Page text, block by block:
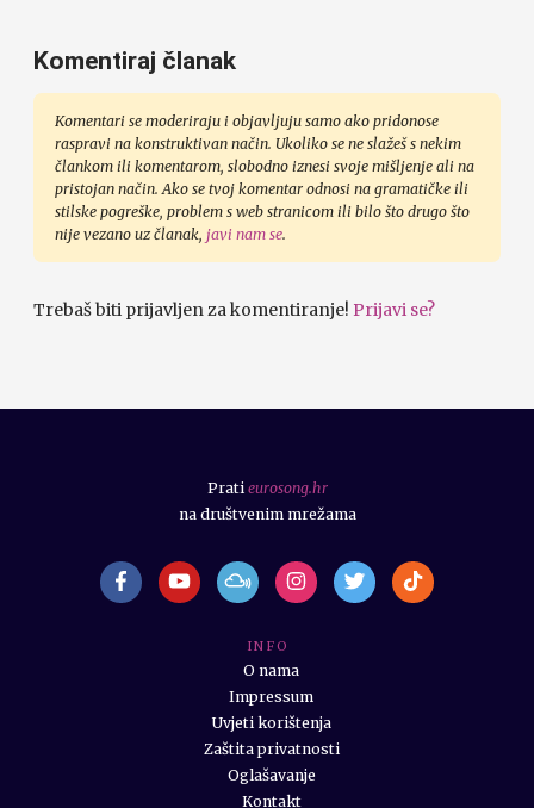
Komentiraj članak
Komentari se moderiraju i objavljuju samo ako pridonose
raspravi na konstruktivan način. Ukoliko se ne slažeš s nekim
člankom ili komentarom, slobodno iznesi svoje mišljenje ali na
pristojan način. Ako se tvoj komentar odnosi na gramatičke ili
stilske pogreške, problem s web stranicom ili bilo što drugo što
nije vezano uz članak, javi nam se.
Trebaš biti prijavljen za komentiranje! Prijavi se?
I N F O
O nama
Impressum
Uvjeti korištenja
Zaštita privatnosti
Oglašavanje
Kontakt
Prati eurosong.hr
na društvenim mrežama